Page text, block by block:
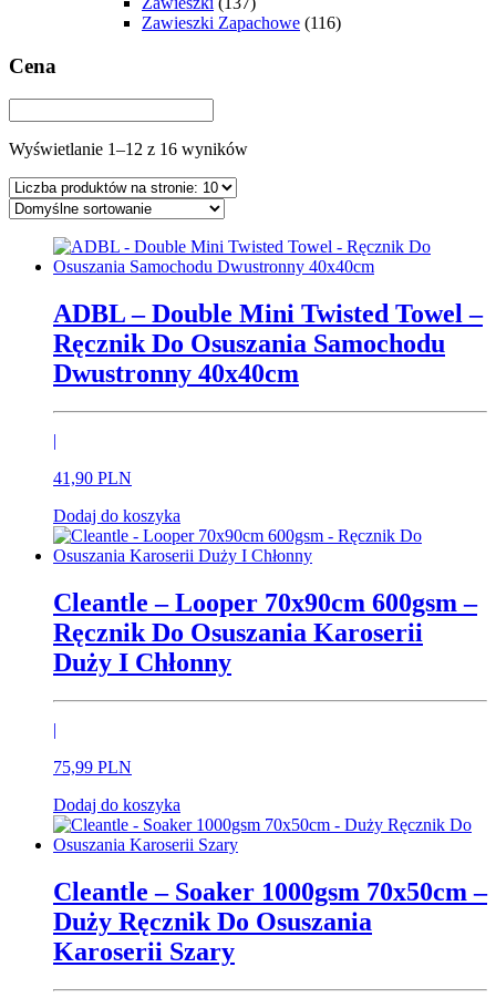
Zawieszki Zapachowe (116)
Cena
Wyświetlanie 1–12 z 16 wyników
ADBL – Double Mini Twisted Towel –
Ręcznik Do Osuszania Samochodu
Dwustronny 40x40cm
|
41,90 PLN
Dodaj do koszyka
Cleantle – Looper 70x90cm 600gsm –
Ręcznik Do Osuszania Karoserii
Duży I Chłonny
|
75,99 PLN
Dodaj do koszyka
Cleantle – Soaker 1000gsm 70x50cm –
Duży Ręcznik Do Osuszania
Karoserii Szary